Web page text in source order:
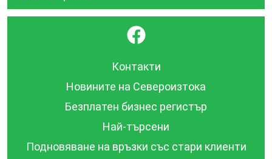
}
Контакти
Новините на Североизтока
Безплатен бизнес регистър
Най-търсени
Подновяване на връзки със стари клиенти